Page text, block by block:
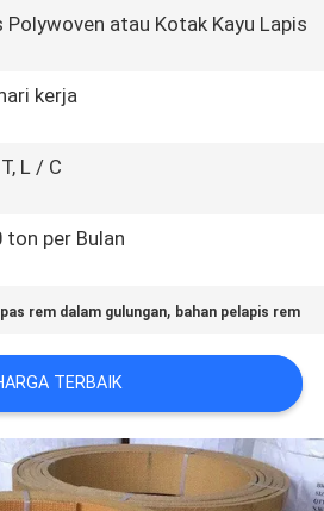
Polywoven atau Kotak Kayu Lapis
kerja
L / C
ton per Bulan
rem dalam gulungan, bahan pelapis rem
TERBAIK